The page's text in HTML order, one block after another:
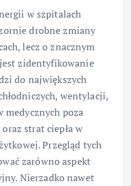
w szpitalach
drobne zmiany
lecz o znacznym
zidentyfikowanie
do największych
wentylacji,
medycznych poza
strat ciepła w
Przegląd tych
zarówno aspekt
Nierzadko nawet